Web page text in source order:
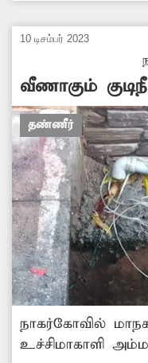
இதையடுத்து
நடவடிக்கை
உடைப்பை
எடுத்த
தினத்தந்திக்கும்
தெரிவித்தனர்.
10 டிசம்பர் 2023
வீணாகும்
தண்ணீர்
நாகர்கோவில்
உச்சிமாகாளி